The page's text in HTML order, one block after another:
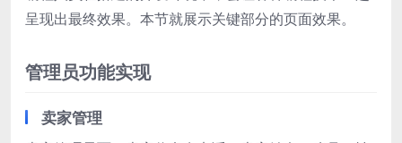
呈现出最终效果。本节就展示关键部分的页面效果。
管理员功能实现
卖家管理